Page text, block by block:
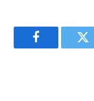
Facebook